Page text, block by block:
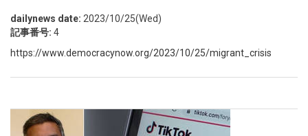
dailynews date: 2023/10/25(Wed)
記事番号: 4
https://www.democracynow.org/2023/10/25/migrant_crisis